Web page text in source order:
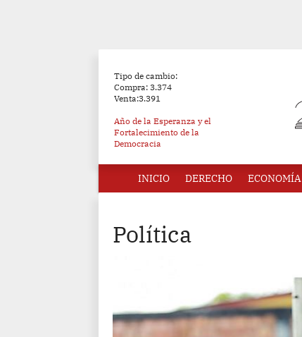
Tipo de cambio:
Compra: 3.374
Venta:3.391
Año de la Esperanza y el
Fortalecimiento de la
Democracia
INICIO DERECHO ECONOMÍA
Política